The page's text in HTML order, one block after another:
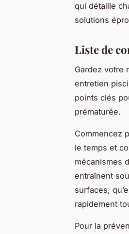
qui détaille
solutions
Liste de
Gardez votre
entretien
points clés
prématurée.
Commencez
le temps et
mécanismes
entraînent
surfaces,
rapidement
Pour la